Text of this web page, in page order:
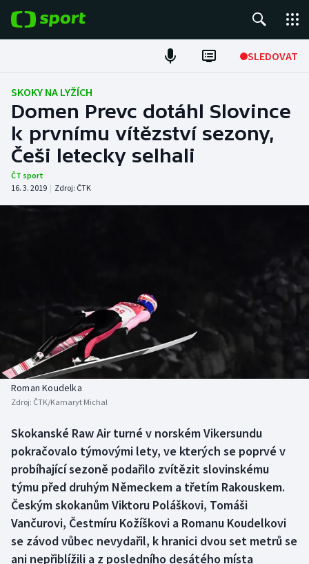
SLEDOVAT
Fotbal
Hokej
Tenis
Atletika
Baseball a softbal
Basketbal
Biatlon
Box
Curling
Dostihy
Florbal
Soutěže
Historické návraty
Aplikace ČT sport
SKOKY NA LYŽÍCH
Domen Prevc dotáhl Slovince
k prvnímu vítězství sezony,
Češi letecky selhali
ČT sport
16. 3. 2019 | Zdroj: ČTK
Roman Koudelka
Zdroj: ČTK/Kamaryt Michal
Skokanské Raw Air turné v norském Vikersundu
pokračovalo týmovými lety, ve kterých se poprvé v
probíhající sezoně podařilo zvítězit slovinskému
týmu před druhým Německem a třetím Rakouskem.
Českým skokanům Viktoru Poláškovi, Tomáši
Vančurovi, Čestmíru Kožíškovi a Romanu Koudelkovi
se závod vůbec nevydařil, k hranici dvou set metrů se
ani nepřiblížili a z posledního desátého místa